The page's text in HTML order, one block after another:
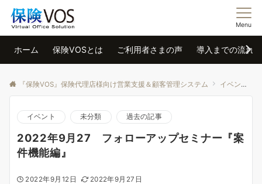
Menu
ホーム 保険VOSとは ご利用者さまの声 導入までの流れ
『保険VOS』保険代理店様向け営業支援＆顧客管理システム イベント
イベント 未分類 過去の記事
2022年9月27 フォローアップセミナー『案
件機能編』
2022年9月12日 2022年9月27日